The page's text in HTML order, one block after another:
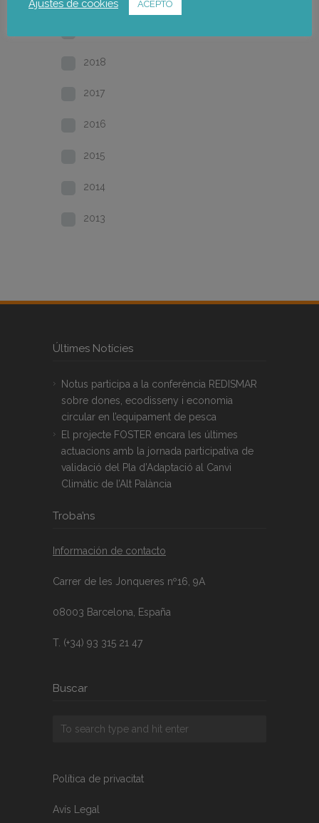
2018
2017
2016
2015
2014
2013
Últimes Notícies
Notus participa a la conferència REDISMAR
sobre dones, ecodisseny i economia
circular en l’equipament de pesca
El projecte FOSTER encara les últimes
actuacions amb la jornada participativa de
validació del Pla d’Adaptació al Canvi
Climàtic de l’Alt Palància
Troba’ns
Información de contacto
Carrer de les Jonqueres nº16, 9A
08003 Barcelona, España
T. (+34) 93 315 21 47
Buscar
Política de privacitat
Avís Legal
Ajustes de cookies ACEPTO